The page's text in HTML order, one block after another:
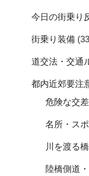
今日の街乗り
街乗り装備
道交法・交通
都内近郊要注
危険な交
名所・ス
川を渡る橋
陸橋側道